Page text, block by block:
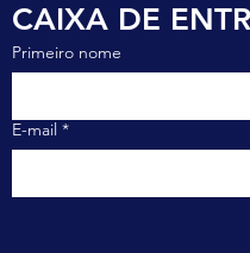
CAIXA DE
Primeiro nome
E-mail *